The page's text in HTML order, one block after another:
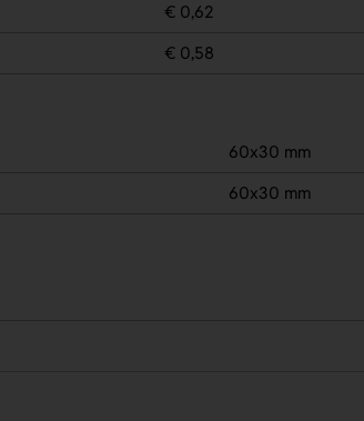
€ 0,62
€ 0,58
60x30 mm
60x30 mm